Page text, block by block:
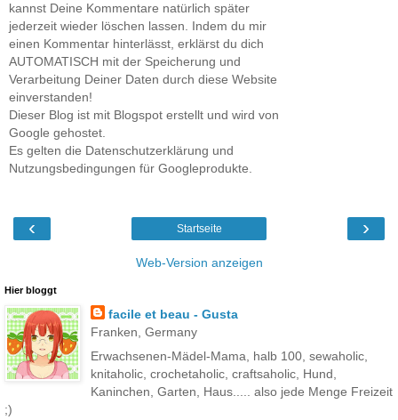
kannst Deine Kommentare natürlich später
jederzeit wieder löschen lassen. Indem du mir
einen Kommentar hinterlässt, erklärst du dich
AUTOMATISCH mit der Speicherung und
Verarbeitung Deiner Daten durch diese Website
einverstanden!
Dieser Blog ist mit Blogspot erstellt und wird von
Google gehostet.
Es gelten die Datenschutzerklärung und
Nutzungsbedingungen für Googleprodukte.
‹ ›
Startseite
Web-Version anzeigen
Hier bloggt
facile et beau - Gusta
Franken, Germany
Erwachsenen-Mädel-Mama, halb 100, sewaholic,
knitaholic, crochetaholic, craftsaholic, Hund,
Kaninchen, Garten, Haus..... also jede Menge Freizeit
;)